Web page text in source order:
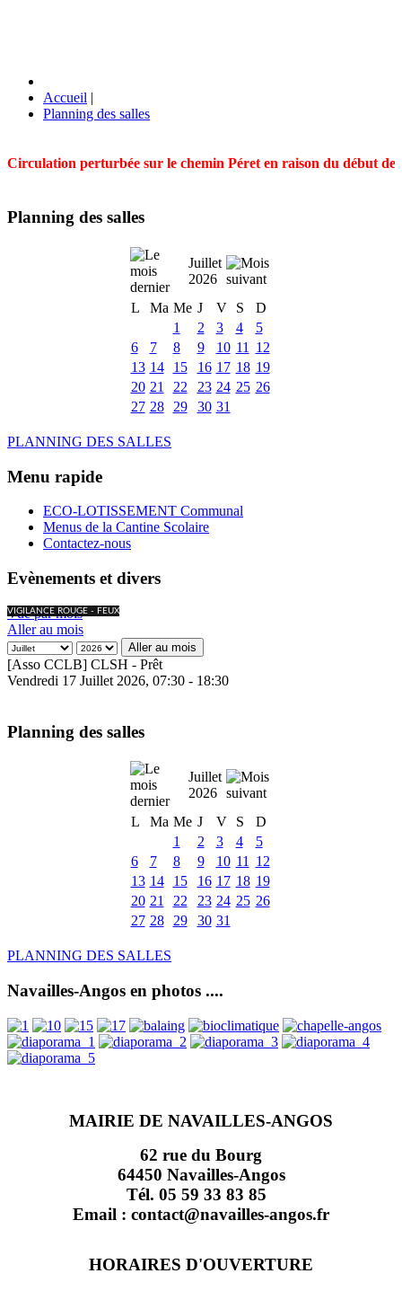
Accueil |
Planning des salles
Circulation perturbée sur le chemin Péret en raison du début
Planning des salles
Juillet
2026
L
Ma Me J V S
D
1
2 3 4
5
6
7 8 9 10 11
12
13 14 15 16 17 18 19
20 21 22 23 24 25 26
27 28 29 30 31
PLANNING DES SALLES
Menu rapide
ECO-LOTISSEMENT Communal
Menus de la Cantine Scolaire
Contactez-nous
Evènements et divers
VIGILANCE ROUGE - FEUX
Vue par mois
Aller au mois
Aller au mois
[Asso CCLB] CLSH - Prêt
Vendredi 17 Juillet 2026, 07:30 - 18:30
Planning des salles
Juillet
2026
L
Ma Me J V S
D
1
2 3 4
5
6
7 8 9 10 11
12
13 14 15 16 17 18 19
20 21 22 23 24 25 26
27 28 29 30 31
PLANNING DES SALLES
Navailles-Angos en photos ....
MAIRIE DE NAVAILLES-ANGOS
62 rue du Bourg
64450 Navailles-Angos
Tél. 05 59 33 83 85
Email : contact@navailles-angos.fr
HORAIRES D'OUVERTURE